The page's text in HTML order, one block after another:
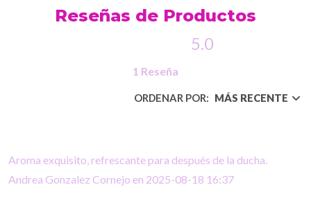
Reseñas de Productos
5.0
1 Reseña
ORDENAR POR: MÁS RECENTE
Aroma exquisito, refrescante para después de la ducha.
Andrea Gonzalez Cornejo en 2025-08-18 16:37